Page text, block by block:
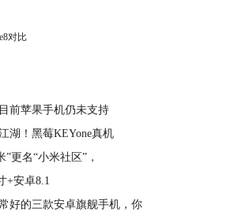
对比
前苹果手机仍未支持
湖！黑莓KEYone真机
更名“小米社区”，
+安卓8.1
好的三款安卓旗舰手机，你